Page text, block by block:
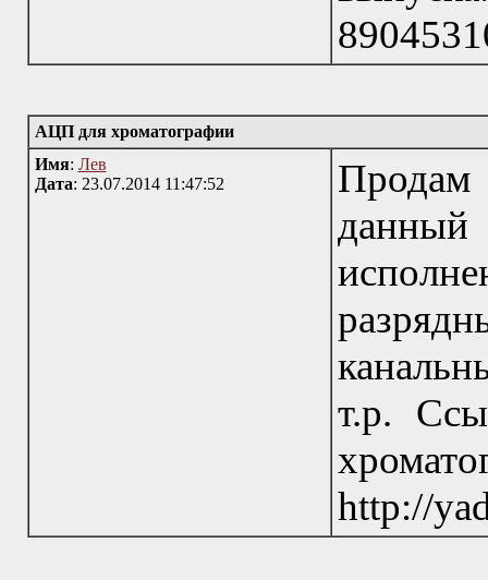
АЦП для хроматографии
Имя: Лев
Дата: 23.07.2014 11:47:52
Продам
т.р.
http://